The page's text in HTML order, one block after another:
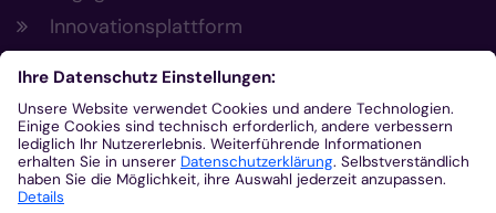
Innovationsplattform
Aus der Plattform
Nachrichten
Veranstaltungen
Gottesdienste